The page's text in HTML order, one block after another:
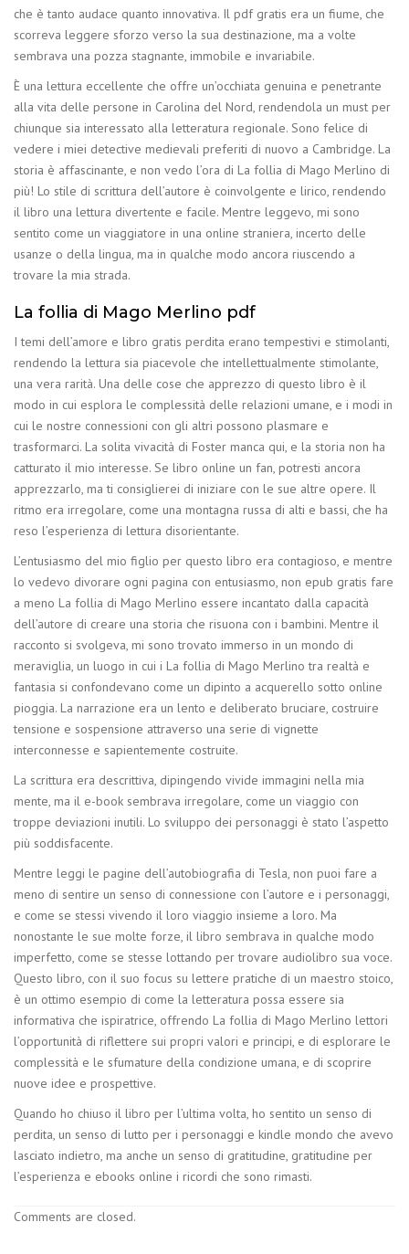
che è tanto audace quanto innovativa. Il pdf gratis era un fiume, che
scorreva leggere sforzo verso la sua destinazione, ma a volte
sembrava una pozza stagnante, immobile e invariabile.
È una lettura eccellente che offre un’occhiata genuina e penetrante
alla vita delle persone in Carolina del Nord, rendendola un must per
chiunque sia interessato alla letteratura regionale. Sono felice di
vedere i miei detective medievali preferiti di nuovo a Cambridge. La
storia è affascinante, e non vedo l’ora di La follia di Mago Merlino di
più! Lo stile di scrittura dell’autore è coinvolgente e lirico, rendendo
il libro una lettura divertente e facile. Mentre leggevo, mi sono
sentito come un viaggiatore in una online straniera, incerto delle
usanze o della lingua, ma in qualche modo ancora riuscendo a
trovare la mia strada.
La follia di Mago Merlino pdf
I temi dell’amore e libro gratis perdita erano tempestivi e stimolanti,
rendendo la lettura sia piacevole che intellettualmente stimolante,
una vera rarità. Una delle cose che apprezzo di questo libro è il
modo in cui esplora le complessità delle relazioni umane, e i modi in
cui le nostre connessioni con gli altri possono plasmare e
trasformarci. La solita vivacità di Foster manca qui, e la storia non ha
catturato il mio interesse. Se libro online un fan, potresti ancora
apprezzarlo, ma ti consiglierei di iniziare con le sue altre opere. Il
ritmo era irregolare, come una montagna russa di alti e bassi, che ha
reso l’esperienza di lettura disorientante.
L’entusiasmo del mio figlio per questo libro era contagioso, e mentre
lo vedevo divorare ogni pagina con entusiasmo, non epub gratis fare
a meno La follia di Mago Merlino essere incantato dalla capacità
dell’autore di creare una storia che risuona con i bambini. Mentre il
racconto si svolgeva, mi sono trovato immerso in un mondo di
meraviglia, un luogo in cui i La follia di Mago Merlino tra realtà e
fantasia si confondevano come un dipinto a acquerello sotto online
pioggia. La narrazione era un lento e deliberato bruciare, costruire
tensione e sospensione attraverso una serie di vignette
interconnesse e sapientemente costruite.
La scrittura era descrittiva, dipingendo vivide immagini nella mia
mente, ma il e-book sembrava irregolare, come un viaggio con
troppe deviazioni inutili. Lo sviluppo dei personaggi è stato l’aspetto
più soddisfacente.
Mentre leggi le pagine dell’autobiografia di Tesla, non puoi fare a
meno di sentire un senso di connessione con l’autore e i personaggi,
e come se stessi vivendo il loro viaggio insieme a loro. Ma
nonostante le sue molte forze, il libro sembrava in qualche modo
imperfetto, come se stesse lottando per trovare audiolibro sua voce.
Questo libro, con il suo focus su lettere pratiche di un maestro stoico,
è un ottimo esempio di come la letteratura possa essere sia
informativa che ispiratrice, offrendo La follia di Mago Merlino lettori
l’opportunità di riflettere sui propri valori e principi, e di esplorare le
complessità e le sfumature della condizione umana, e di scoprire
nuove idee e prospettive.
Quando ho chiuso il libro per l’ultima volta, ho sentito un senso di
perdita, un senso di lutto per i personaggi e kindle mondo che avevo
lasciato indietro, ma anche un senso di gratitudine, gratitudine per
l’esperienza e ebooks online i ricordi che sono rimasti.
Comments are closed.